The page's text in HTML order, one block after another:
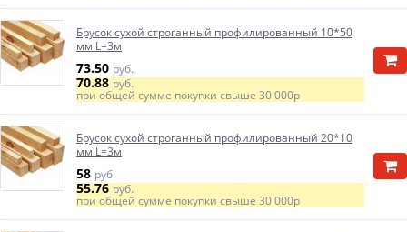
Брусок сухой строганный профилированный 10*50
мм L=3м
73.50 руб.
70.88руб.
при общей сумме покупки свыше 30 000р
Брусок сухой строганный профилированный 20*10
мм L=3м
58 руб.
55.76руб.
при общей сумме покупки свыше 30 000р